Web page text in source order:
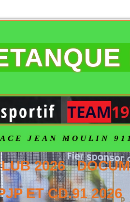
JEAN MOULIN
2026
ET CD.91 2026